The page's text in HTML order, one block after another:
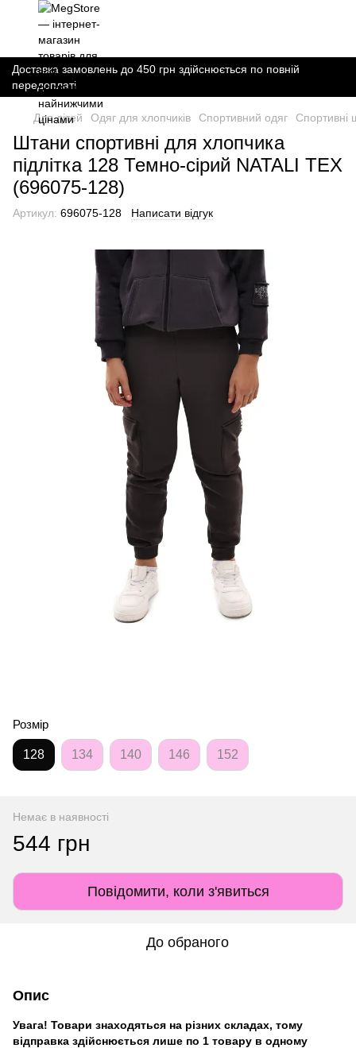
Доставка замовлень до 450 грн здійснюється по повній
передоплаті
Для дітей Одяг для хлопчиків Спортивний одяг Спортивні
Штани спортивні для хлопчика
підлітка 128 Темно-сірий NATALI TEX
(696075-128)
Артикул: 696075-128 Написати відгук
Розмір
128 134 140 146 152
Немає в наявності
544 грн
Повідомити, коли з'явиться
До обраного
Опис
Увага! Товари знаходяться на різних складах, тому
відправка здійснюється лише по 1 товару в одному